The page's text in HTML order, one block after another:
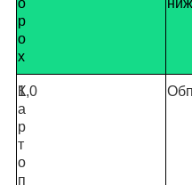
о
р
о
х
К
а
р
т
о
п
1,0